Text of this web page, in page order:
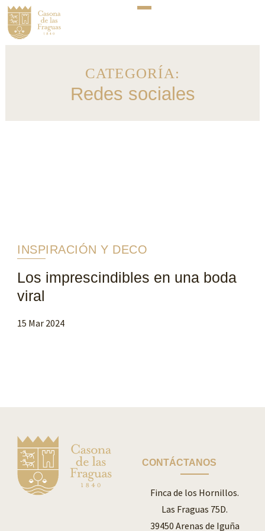
CATEGORÍA:
Redes sociales
INSPIRACIÓN Y DECO
Los imprescindibles en una boda
viral
15 Mar 2024
CONTÁCTANOS
Finca de los Hornillos.
Las Fraguas 75D.
39450 Arenas de Iguña